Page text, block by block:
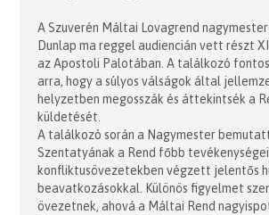
A Szuverén Máltai Lovagrend
Dunlap ma reggel audiencián vett részt
az Apostoli Palotában. A találkozó
arra, hogy a súlyos válságok által
helyzetben megosszák és áttekintsék a
küldetését.
A találkozó során a Nagymester
Szentatyának a Rend főbb
konfliktusövezetekben végzett jelentős
beavatkozásokkal. Különös figyelmet
övezetnek, ahová a Máltai Rend